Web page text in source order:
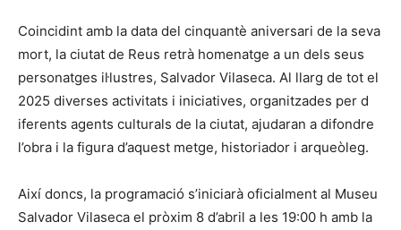
Coincidint amb la data del cinquantè aniversari de la seva
mort, la ciutat de Reus retrà homenatge a un dels seus
personatges il·lustres, Salvador Vilaseca. Al llarg de tot el
2025 diverses activitats i iniciatives, organitzades per d
iferents agents culturals de la ciutat, ajudaran a difondre
l’obra i la figura d’aquest metge, historiador i arqueòleg.
Així doncs, la programació s’iniciarà oficialment al Museu
Salvador Vilaseca el pròxim 8 d’abril a les 19:00 h amb la